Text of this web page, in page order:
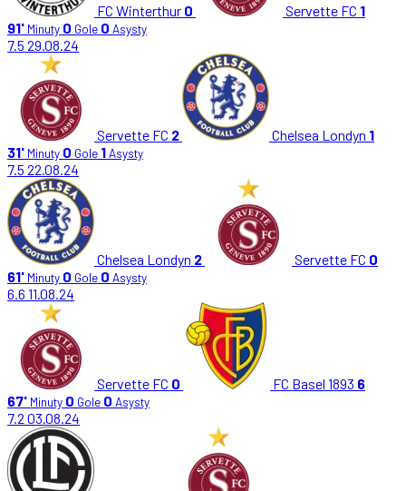
FC Winterthur 0 Servette FC 1
91' Minuty 0 Gole 0 Asysty
7.5 29.08.24
Servette FC 2 Chelsea Londyn 1
31' Minuty 0 Gole 1Asysty
7.5 22.08.24
Chelsea Londyn 2 Servette FC 0
61' Minuty 0 Gole 0 Asysty
6.6 11.08.24
Servette FC 0 FC Basel 1893 6
67' Minuty 0 Gole 0 Asysty
7.2 03.08.24